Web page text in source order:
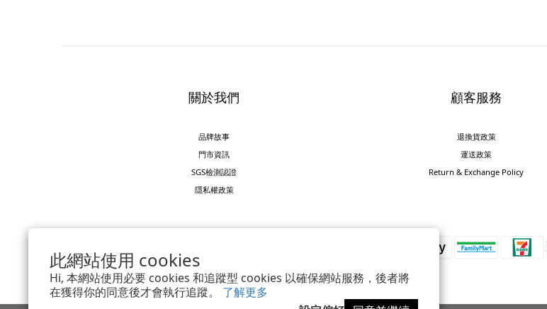
此網站使用 cookies
Hi, 本網站使用必要 cookies 和追蹤型 cookies 以確保網站服務，後者將
在獲得你的同意後才會執行追蹤。 了解更多
關於我們
品牌故事
門市資訊
SGS檢測認證
隱私權政策
顧客服務
退換貨政策
運送政策
Return & Exchange Policy